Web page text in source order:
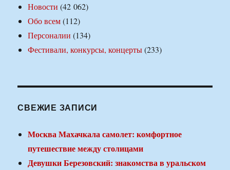
Новости (42 062)
Обо всем(112)
Персоналии (134)
Фестивали, конкурсы, концерты(233)
СВЕЖИЕ ЗАПИСИ
Москва Махачкала самолет: комфортное
путешествие между столицами
Девушки Березовский: знакомства в уральском